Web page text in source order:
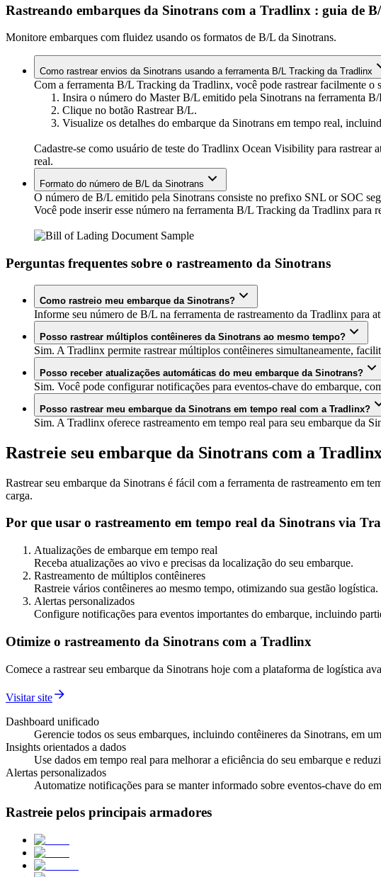
Rastreando embarques da Sinotrans com a Tradlinx : guia de
Monitore embarques com fluidez usando os formatos de B/L da Sinotrans.
Como rastrear envios da Sinotrans usando a ferramenta B/L Tracking da Tradlinx
Com a ferramenta B/L Tracking da Tradlinx, você pode rastrear facilmente o
Insira o número do Master B/L emitido pela Sinotrans na ferramenta
Clique no botão Rastrear B/L.
Visualize os detalhes do embarque da Sinotrans em tempo real,
Cadastre-se como usuário de teste do Tradlinx Ocean Visibility para rastrear
real.
Formato do número de B/L da Sinotrans
O número de B/L emitido pela Sinotrans consiste no prefixo SNL or SOC
Você pode inserir esse número na ferramenta B/L Tracking da Tradlinx para
Perguntas frequentes sobre o rastreamento da Sinotrans
Como rastreio meu embarque da Sinotrans?
Informe seu número de B/L na ferramenta de rastreamento da Tradlinx para
Posso rastrear múltiplos contêineres da Sinotrans ao mesmo tempo?
Sim. A Tradlinx permite rastrear múltiplos contêineres simultaneamente,
Posso receber atualizações automáticas do meu embarque da Sinotrans?
Sim. Você pode configurar notificações para eventos-chave do embarque,
Posso rastrear meu embarque da Sinotrans em tempo real com a Tradlinx?
Sim. A Tradlinx oferece rastreamento em tempo real para seu embarque da
Rastreie seu embarque da Sinotrans com a
Rastrear seu embarque da Sinotrans é fácil com a ferramenta de rastreamento em
carga.
Por que usar o rastreamento em tempo real da Sinotrans via
Atualizações de embarque em tempo real
Receba atualizações ao vivo e precisas da localização do seu embarque.
Rastreamento de múltiplos contêineres
Rastreie vários contêineres ao mesmo tempo, otimizando sua gestão logística.
Alertas personalizados
Configure notificações para eventos importantes do embarque, incluindo
Otimize o rastreamento da Sinotrans com a Tradlinx
Comece a rastrear seu embarque da Sinotrans hoje com a plataforma de logística
Visitar site
Dashboard unificado
Gerencie todos os seus embarques, incluindo contêineres da Sinotrans, em
Insights orientados a dados
Use dados em tempo real para melhorar a eficiência do seu embarque e
Alertas personalizados
Automatize notificações para se manter informado sobre eventos-chave do
Rastreie pelos principais armadores